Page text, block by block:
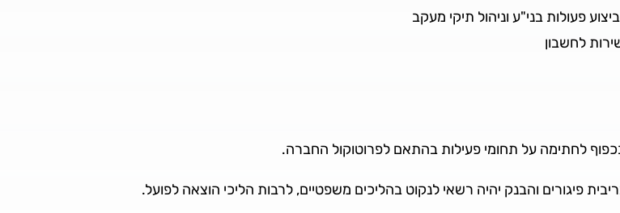
פעולות בני"ע וניהול תיקי מעקב
לחשבון
לחתימה על תחומי פעילות בהתאם לפרוטוקול החברה.
פיגורים והבנק יהיה רשאי לנקוט בהליכים משפטיים, לרבות הליכי הוצאה לפועל.